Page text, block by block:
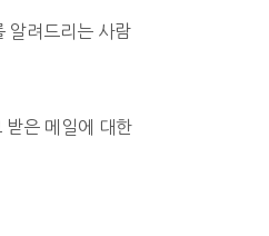
알려드리는 사람
은 메일에 대한